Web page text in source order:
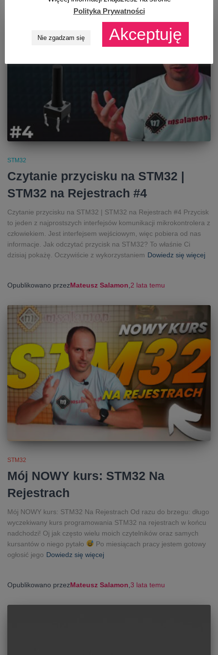
STM32
Czytanie przycisku na STM32 |
STM32 na Rejestrach #4
Czytanie przycisku na STM32 | STM32 na Rejestrach #4 Przycisk
to jeden z najprostszych interfejsów komunikacji mikrokontrolera z
człowiekiem. Jest interfejsem wejściowym, więc pobiera od nas
informacje. Jak odczytać przycisk na STM32? To właśnie Ci
dzisiaj pokażę. Oczywiście z wykorzystaniem Dowiedz się więcej
Opublikowano przezMateusz Salamon,2 lata temu
STM32
Mój NOWY kurs: STM32 Na
Rejestrach
Mój NOWY kurs: STM32 Na Rejestrach Od razu do brzegu: długo
wyczekiwany kurs programowania STM32 na rejestrach w końcu
nadchodzi! Oj jak często wielu moich czytelników oraz samych
kursantów o niego pytało
Po miesiącach pracy jestem gotowy
ogłosić jego Dowiedz się więcej
Opublikowano przezMateusz Salamon 3 lata temu
Polityka Prywatności
Nie zgadzam się Akceptuję